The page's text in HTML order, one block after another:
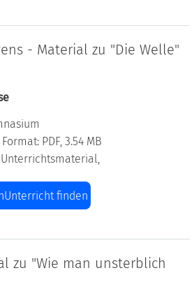
- Material zu "Die Welle"
PDF, 3.54 MB
finden
zu "Wie man unsterblich